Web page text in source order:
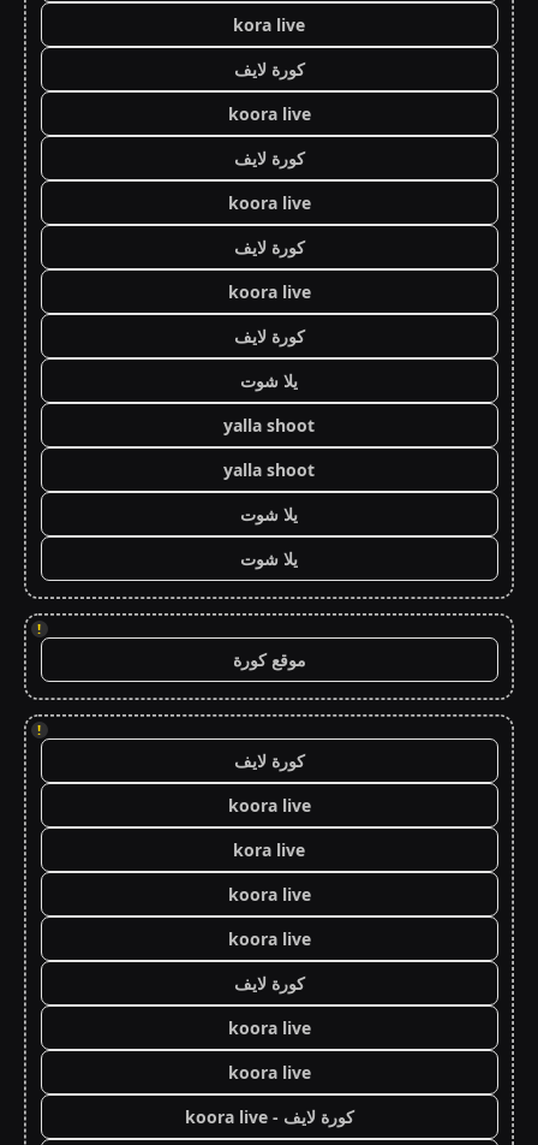
kora live
كورة لايف
koora live
كورة لايف
koora live
كورة لايف
koora live
كورة لايف
يلا شوت
yalla shoot
yalla shoot
يلا شوت
يلا شوت
!
موقع كورة
!
كورة لايف
koora live
kora live
koora live
koora live
كورة لايف
koora live
koora live
كورة لايف - koora live